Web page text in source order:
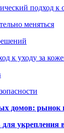
подход
меняться
к уходу за
домов: рынок
укрепления